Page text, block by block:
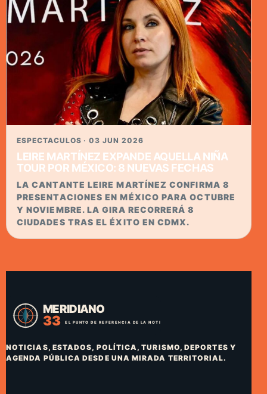
ESPECTACULOS · 03 JUN 2026
LEIRE MARTÍNEZ EXPANDE AQUELLA NIÑA
TOUR POR MÉXICO: 8 NUEVAS FECHAS
LA CANTANTE LEIRE MARTÍNEZ CONFIRMA 8
PRESENTACIONES EN MÉXICO PARA OCTUBRE
Y NOVIEMBRE. LA GIRA RECORRERÁ 8
CIUDADES TRAS EL ÉXITO EN CDMX.
NOTICIAS, ESTADOS, POLÍTICA, TURISMO, DEPORTES Y
AGENDA PÚBLICA DESDE UNA MIRADA TERRITORIAL.